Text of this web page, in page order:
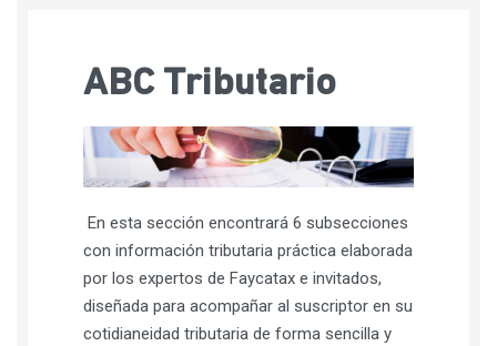
ABC Tributario
En esta sección encontrará 6 subsecciones
con información tributaria práctica elaborada
por los expertos de Faycatax e invitados,
diseñada para acompañar al suscriptor en su
cotidianeidad tributaria de forma sencilla y